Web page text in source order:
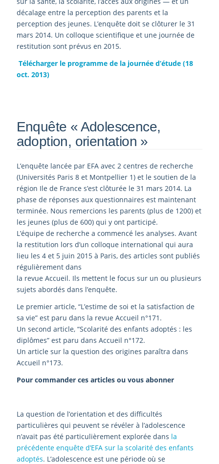
décalage entre la perception des parents et la
perception des jeunes. L’enquête doit se clôturer le 31
mars 2014. Un colloque scientifique et une journée de
restitution sont prévus en 2015.
Télécharger le programme de la journée d’étude (18
oct. 2013)
Enquête « Adolescence,
adoption, orientation »
L’enquête lancée par EFA avec 2 centres de recherche
(Universités Paris 8 et Montpellier 1) et le soutien de la
région Ile de France s’est clôturée le 31 mars 2014. La
phase de réponses aux questionnaires est maintenant
terminée. Nous remercions les parents (plus de 1200) et
les jeunes (plus de 600) qui y ont participé.
L’équipe de recherche a commencé les analyses. Avant
la restitution lors d’un colloque international qui aura
lieu les 4 et 5 juin 2015 à Paris, des articles sont publiés
régulièrement dans
la revue Accueil. Ils mettent le focus sur un ou plusieurs
sujets abordés dans l’enquête.
Le premier article, “L’estime de soi et la satisfaction de
sa vie” est paru dans la revue Accueil n°171.
Un second article, “Scolarité des enfants adoptés : les
diplômes” est paru dans Accueil n°172.
Un article sur la question des origines paraîtra dans
Accueil n°173.
Pour commander ces articles ou vous abonner
La question de l’orientation et des difficultés
particulières qui peuvent se révéler à l’adolescence
n’avait pas été particulièrement explorée dans la
précédente enquête d’EFA sur la scolarité des enfants
adoptés. L’adolescence est une période où se